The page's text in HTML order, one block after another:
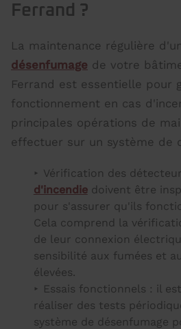
Ferrand ?
La maintenance régulière
désenfumage de votre
Ferrand est essentielle pour
fonctionnement en cas
principales opérations de
effectuer sur un système de
Vérification des
d'incendiedoivent être
pour s'assurer qu'ils
Cela comprend la
de leur connexion
sensibilité aux fumées et
élevées.
Essais fonctionnels : il
réaliser des tests
système de désenfumage